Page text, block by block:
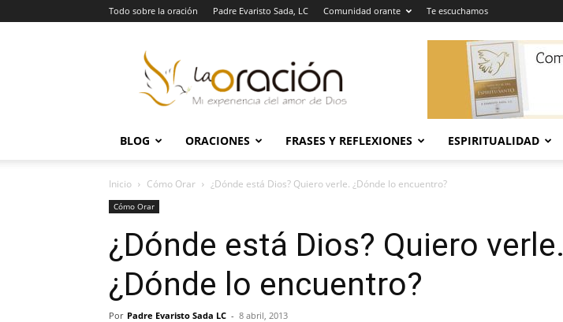
Todo sobre la oración Padre Evaristo Sada, LC Comunidad orante Te escuchamos
Oración
BLOG ORACIONES FRASES Y REFLEXIONES ESPIRITUALIDAD
Inicio Cómo Orar ¿Dónde está Dios? Quiero verle. ¿Dónde lo encuentro?
Cómo Orar
¿Dónde está Dios? Quiero verle.
¿Dónde lo encuentro?
Por Padre Evaristo Sada LC - 8 abril, 2013